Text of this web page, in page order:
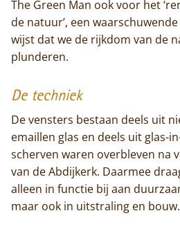
The Green Man ook voor het
de natuur’, een
wijst dat we de rijkdom van de
plunderen.
De techniek
De vensters bestaan deels uit
emaillen glas en deels uit glas-
scherven waren overbleven na
van de Abdijkerk. Daarmee
alleen in functie bij aan
maar ook in uitstraling en bouw.